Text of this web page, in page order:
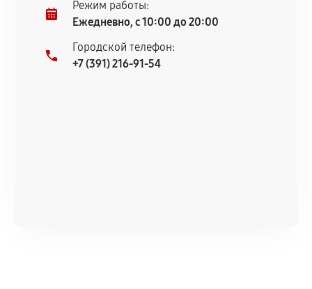
дефектов.
Установка была выполнена нашим сервисным
центром.
При этом гарантия на сами комплектующие
Режим работы:
Ежедневно, с 10:00 до 20:00
Городской телефон:
+7 (391) 216-91-54